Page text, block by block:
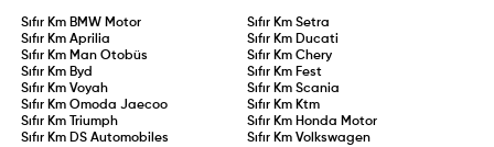
Sıfır Km BMW Motor Sıfır Km Setra
Sıfır KmAprilia Sıfır Km Ducati
Sıfır Km Man Otobüs Sıfır Km Chery
Sıfır Km Byd Sıfır Km Fest
Sıfır KmVoyah Sıfır Km Scania
Sıfır KmOmoda Jaecoo Sıfır Km Ktm
Sıfır Km
Triumph Sıfır Km Honda Motor
Sıfır Km DS Automobiles Sıfır Km Volkswagen